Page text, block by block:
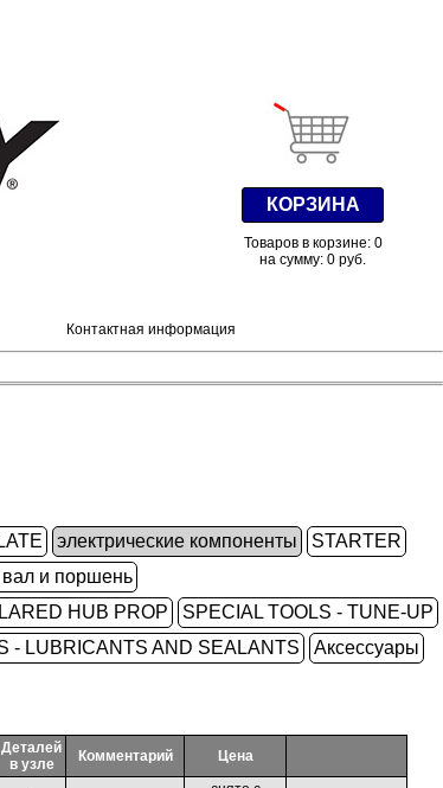
КОРЗИНА
Товаров в корзине: 0
на сумму: 0 руб.
Контактная информация
электрические компоненты
STARTER
и поршень
HUB PROP
SPECIAL TOOLS - TUNE-UP
- LUBRICANTS AND SEALANTS Аксессуары
Деталей
в узле
Комментарий Цена